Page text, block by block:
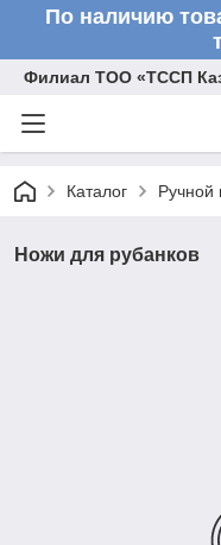
По наличию
Филиал ТОО «ТССП
Каталог Ручной
Ножи для рубанков